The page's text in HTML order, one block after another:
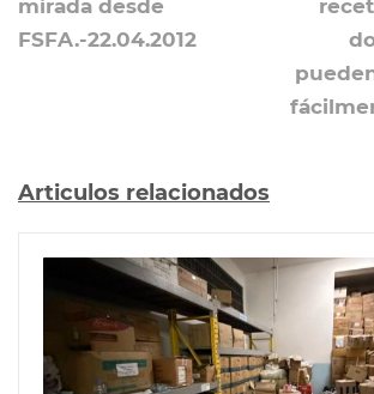
mirada desde
FSFA.-22.04.2012
Articulos relacionados